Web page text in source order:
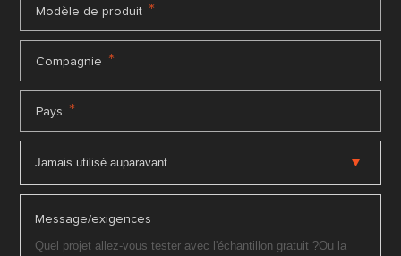
Modèle de produit *
Compagnie *
Pays *
Message/exigences